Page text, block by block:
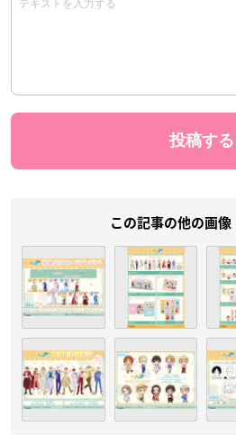
この記事の他の画像